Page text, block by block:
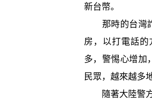
新台幣。
那時的台灣詐
房，以打電話
多，警惕心增加
民眾，越來越多
隨著大陸警方